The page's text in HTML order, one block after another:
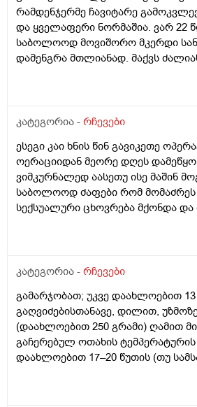
გულის რევის ᲨეგრᲫნება რიცა
არ მემარᲗებოდა Ჩემი
დაბალი ჰემგლობონი გაქო და ან
სისხლოს ანალიზი გაიკეᲗე იქ
სისხლის ანალიზᲨი რანაირად
გიᲦებენ და გისინჯავენ მანდაც
მაᲦალი ესენი რო გავიკეᲗო
ანალიზი გავიკეᲗო ხომარნიცი
წელის ტკივილებმა. უბრალოდ თუ
არასწორად რაიმე სიმძიმეს ავწევ
დღეს მხოლოდ მაშინ მაწუხებს
გავიგე რით შეგიძლიათ
რამდენჯერმე ჩავიტარე
და ყველაფერი ნორმაშია. ვარ 22
საბოლოოდ მოვიშორო მკერდი
დამენგრა მთლიანად. მაქვს
ვიმკურნალო ქუთაისში და
შეცვლის ჩენც ცხოვრებას. რომელ
კატეგორია - რჩევები
ესეგი კაი ხნის წინ გავიკეთე
ოერაციიდან მეორე დღეს
ვიმკურნალედ აასეთუ ისე მაშინ
საბოლოოდ ძაფები რომ მომაძრეს
სექსუალური ცხოვრება მქონდა და
შეწითლება ყრუ წვის შეგრძნება)
ხოდა ვეღარ ჩამოვყალიბდი
საქართველოში უროლოგიის
არსებობს მამაკაცის პლასტიკა ან
კატეგორია - რჩევები
გამარჯობათ; უკვე დაახლოებით
გაღვიძებისთანავე, დილით,
(დაახლოებით 250 გრამი) ღამით
გაჩერებულ ოთახის
დაახლოებით 17–20 წუთის (თუ
და სამსახურში არ მეჩქარება),